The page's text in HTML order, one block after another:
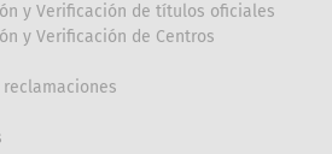
y Verificación de títulos oficiales
y Verificación de Centros